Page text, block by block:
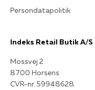
Persondatapolitik
Indeks Retail Butik A/S
Mossvej 2
8700 Horsens
CVR-nr. 59948628